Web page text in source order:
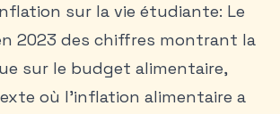
sur la vie étudiante: Le
2023 des chiffres montrant la
sur le budget alimentaire,
où l’inflation alimentaire a